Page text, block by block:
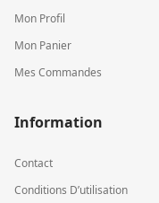
Mon Profil
Mon Panier
Mes Commandes
Information
Contact
Conditions D’utilisation